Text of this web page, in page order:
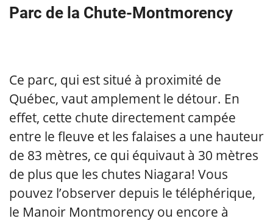
Parc de la Chute-Montmorency
Ce parc, qui est situé à proximité de
Québec, vaut amplement le détour. En
effet, cette chute directement campée
entre le fleuve et les falaises a une hauteur
de 83 mètres, ce qui équivaut à 30 mètres
de plus que les chutes Niagara! Vous
pouvez l’observer depuis le téléphérique,
le Manoir Montmorency ou encore à